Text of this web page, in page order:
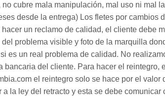
cubre mala manipulación, mal uso ni mal
desde la entrega) Los fletes por cambios
un reclamo de calidad, el cliente debe
problema visible y foto de la marquilla
es un real problema de calidad. No
del cliente. Para hacer el reintegro,
el reintegro solo se hace por el valor
la ley del retracto y esta se debe